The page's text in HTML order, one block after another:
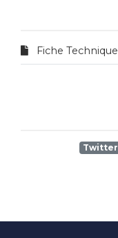
Fiche Technique
Twitter